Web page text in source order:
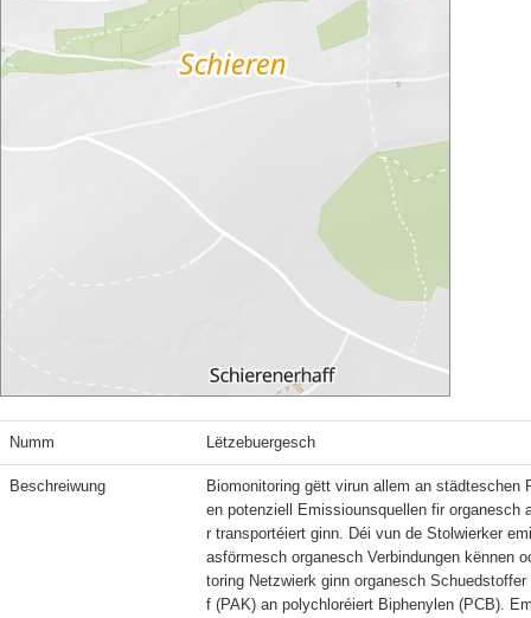
Numm Lëtzebuergesch
Beschreiwung
Biomonitoring gëtt virun allem an städteschen
en potenziell Emissiounsquellen fir organesch
r transportéiert ginn. Déi vun de Stolwierker
asförmesch organesch Verbindungen kënnen
toring Netzwierk ginn organesch
f (PAK) an polychloréiert Biphenylen (PCB).